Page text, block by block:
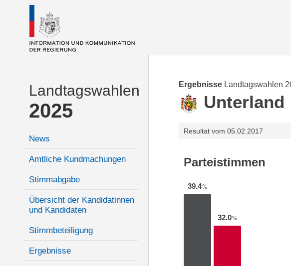
Landtagswahlen
2025
News
Amtliche Kundmachungen
Stimmabgabe
Übersicht der Kandidatinnen
und Kandidaten
Stimmbeteiligung
Ergebnisse
Ergebnisse Landtagswahlen
Unterland
Resultat vom 05.02.2017
Parteistimmen
39.4%
32.0%